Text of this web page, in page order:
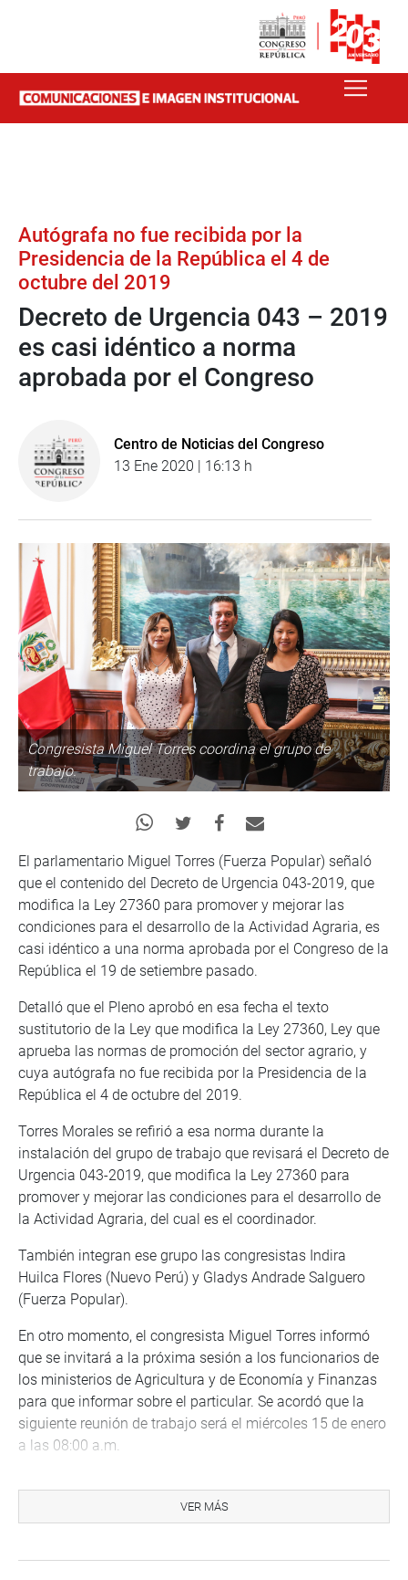
Autógrafa no fue recibida por la
Presidencia de la República el 4 de
octubre del 2019
Decreto de Urgencia 043 – 2019
es casi idéntico a norma
aprobada por el Congreso
Centro de Noticias del Congreso
13 Ene 2020 | 16:13 h
Congresista Miguel Torres coordina el grupo de
trabajo.
El parlamentario Miguel Torres (Fuerza Popular) señaló
que el contenido del Decreto de Urgencia 043-2019, que
modifica la Ley 27360 para promover y mejorar las
condiciones para el desarrollo de la Actividad Agraria, es
casi idéntico a una norma aprobada por el Congreso de la
República el 19 de setiembre pasado.
Detalló que el Pleno aprobó en esa fecha el texto
sustitutorio de la Ley que modifica la Ley 27360, Ley que
aprueba las normas de promoción del sector agrario, y
cuya autógrafa no fue recibida por la Presidencia de la
República el 4 de octubre del 2019.
Torres Morales se refirió a esa norma durante la
instalación del grupo de trabajo que revisará el Decreto de
Urgencia 043-2019, que modifica la Ley 27360 para
promover y mejorar las condiciones para el desarrollo de
la Actividad Agraria, del cual es el coordinador.
También integran ese grupo las congresistas Indira
Huilca Flores (Nuevo Perú) y Gladys Andrade Salguero
(Fuerza Popular).
En otro momento, el congresista Miguel Torres informó
que se invitará a la próxima sesión a los funcionarios de
los ministerios de Agricultura y de Economía y Finanzas
para que informar sobre el particular. Se acordó que la
siguiente reunión de trabajo será el miércoles 15 de enero
a las 08:00 a.m.
PRENSA-CONGRESO 08-01-2020
y redes sociales.
VER MÁS